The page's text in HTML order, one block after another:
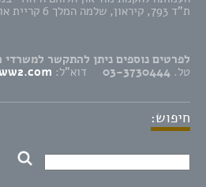
ת"ד 793, קיראון, שלמה המלך 6 קריית אונו 5542106
לפרטים נוספים ניתן להתקשר
טל. 03-3730444 דוא"ל:
חיפוש: